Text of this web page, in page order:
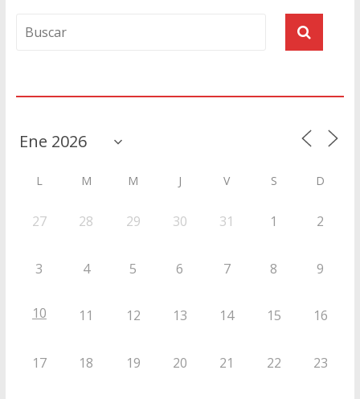
L M M J V S D
27 28 29 30 31 1 2
3 4 5 6 7 8 9
10 11 12 13 14 15 16
17 18 19 20 21 22 23